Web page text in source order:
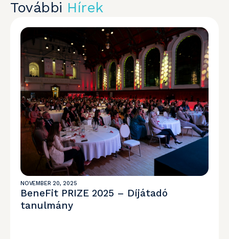
További Hírek
NOVEMBER 20, 2025
BeneFit PRIZE 2025 – Díjátadó
tanulmány